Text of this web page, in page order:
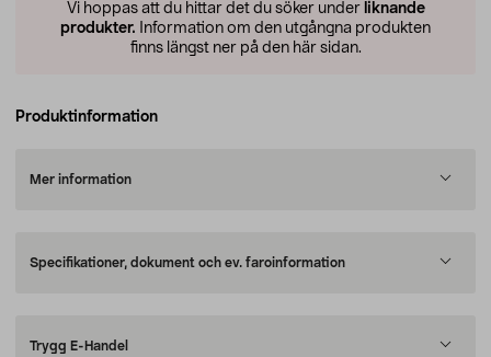
Vi hoppas att du hittar det du söker under liknande
produkter. Information om den utgångna produkten
finns längst ner på den här sidan.
Produktinformation
Mer information
Specifikationer, dokument och ev. faroinformation
Trygg E-Handel